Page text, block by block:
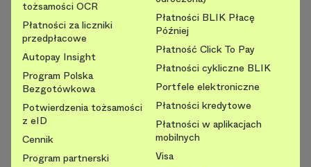
tożsamości OCR
Płatności za liczniki
przedpłacowe
Autopay Insight
Program Polska
Bezgotówkowa
Potwierdzenia tożsamości
z eID
Cennik
Program partnerski
Płatności BLIK Płacę
Później
Płatność Click To Pay
Płatności cykliczne BLIK
Portfele elektroniczne
Płatności kredytowe
Płatności w aplikacjach
mobilnych
Visa